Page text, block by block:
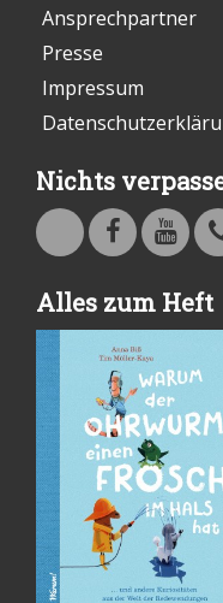
Ansprechpartner
Presse
Impressum
Nichts
Alles zum Heft